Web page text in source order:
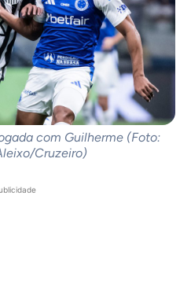
com Guilherme (Foto:
Cruzeiro)